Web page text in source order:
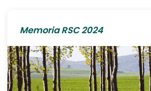
Memoria RSC 2024